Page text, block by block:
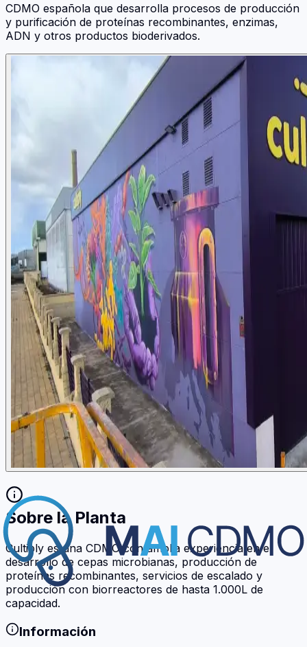
CDMO española que desarrolla procesos de producción
y purificación de proteínas recombinantes, enzimas,
ADN y otros productos bioderivados.
Sobre la Planta
Cultiply es una CDMO con amplia experiencia en el
desarrollo de cepas microbianas, producción de
proteínas recombinantes, servicios de escalado y
producción con biorreactores de hasta 1.000L de
capacidad.
Información